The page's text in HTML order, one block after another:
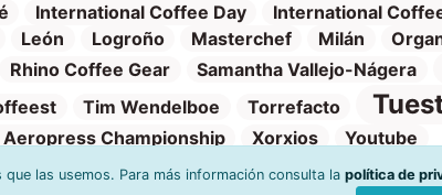
International Coffee Day International
León Logroño Masterchef Milán
Rhino Coffee Gear Samantha Vallejo-Nágera
Tim Wendelboe Torrefacto
Championship
Xorxios Youtube
las usemos. Para más información consulta la política de